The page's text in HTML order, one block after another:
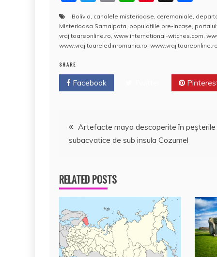
a
c
e
o
o
w
itt
er
m
ai
l
h
at
s
er
e
a
rt
aj
a
z
Bolivia canalele misterioase ceremoniale
Misterioasa Samaipata populaţiile pre-incaşe
vrajitoareonline.ro www.international-witches.com
www.vrajitoareledinromania.ro
SHARE
Facebook
Navigare
în
articole
Artefacte maya descoperite în peşterile
subacvatice de sub insula Cozumel
RELATED POSTS